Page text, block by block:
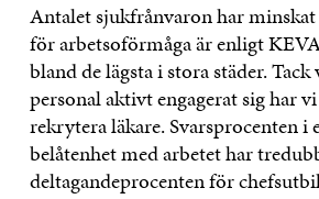
Antalet sjukfrånvaron har
för arbetsoförmåga är enligt
bland de lägsta i stora städer. Tack
personal aktivt engagerat sig har
rekrytera läkare. Svarsprocenten i
belåtenhet med arbetet har
deltagandeprocenten för